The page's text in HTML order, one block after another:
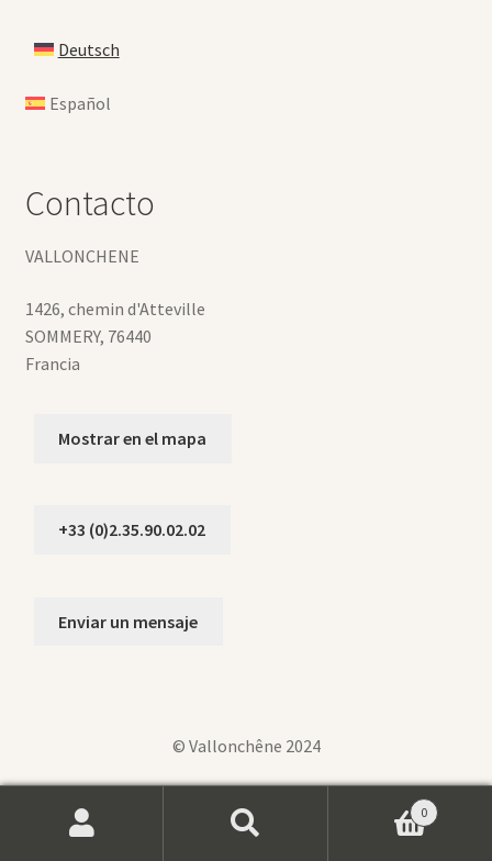
Deutsch
Español
Contacto
VALLONCHENE
1426, chemin d'Atteville
SOMMERY, 76440
Francia
Mostrar en el mapa
+33 (0)2.35.90.02.02
Enviar un mensaje
© Vallonchêne 2024
0